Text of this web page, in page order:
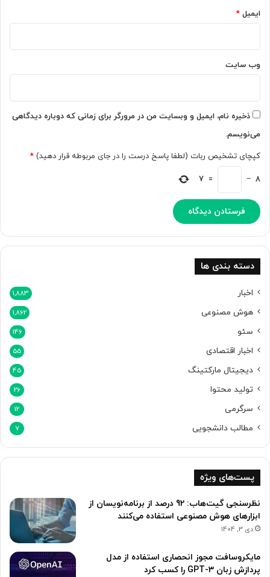
ل‌
ت
ج
ب
ج
ل
خ
ه
و
ایمیل *
وب‌ سایت
ذخیره نام، ایمیل و وبسایت من در مرورگر برای زمانی که دوباره دیدگاهی
می‌نویسم.
کپچای تشخیص ربات (لطفا پاسخ درست را در جای مربوطه قرار دهید) *
8
−
=
7
دسته بندی ها
اخبار 1,883
هوش مصنوعی 1,862
سئو 146
اخبار اقتصادی 55
دیجیتال مارکتینگ 45
تولید محتوا 26
سرگرمی 12
مطالب دانشجویی 7
پست‌های ویژه
نظرسنجی گیت‌هاب: 92 درصد از برنامه‌نویسان از
ابزارهای هوش مصنوعی استفاده می‌کنند
دی 3, 1404
مایکروسافت مجوز انحصاری استفاده از مدل
پردازش زبان GPT-3 را کسب کرد